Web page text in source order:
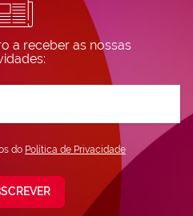
a receber as nossas
do Política de Privacidade